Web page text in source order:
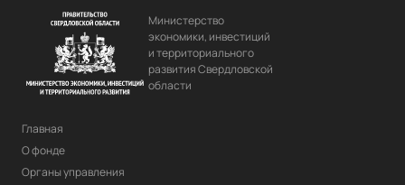
Министерство
экономики, инвестиций
и территориального
развития Свердловской
области
Главная
О фонде
Органы управления